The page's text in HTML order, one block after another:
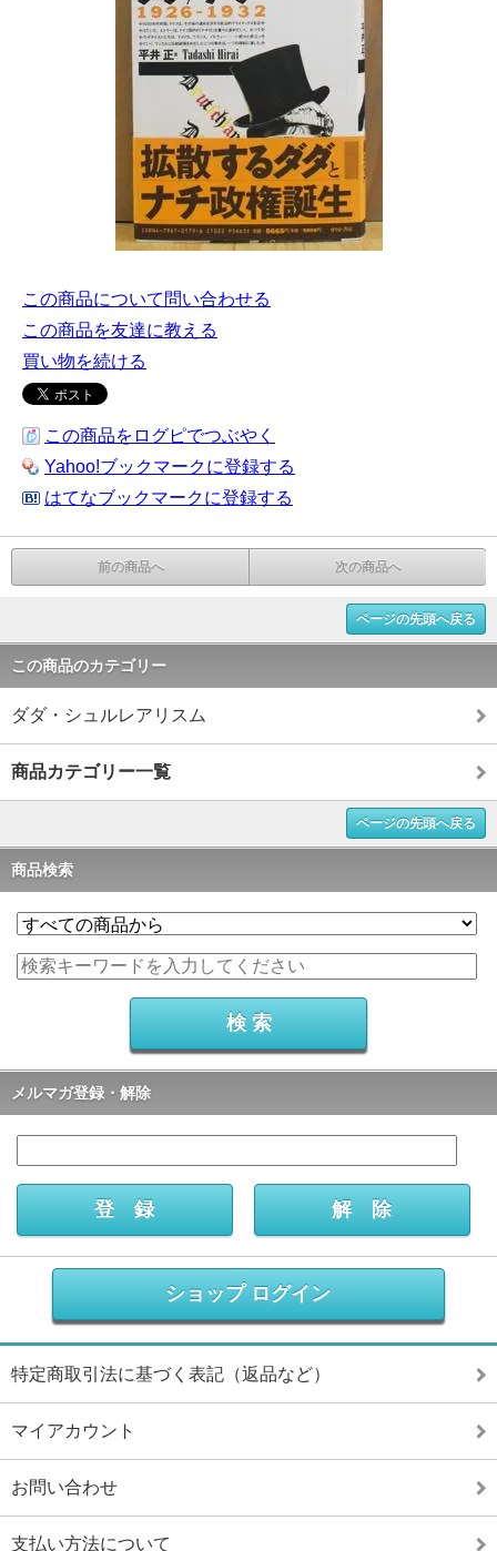
この商品について問い合わせる
この商品を友達に教える
買い物を続ける
この商品をログピでつぶやく
Yahoo!ブックマークに登録する
はてなブックマークに登録する
前の商品へ 次の商品へ
ページの先頭へ戻る
この商品のカテゴリー
ダダ・シュルレアリスム
商品カテゴリー一覧
ページの先頭へ戻る
商品検索
メルマガ登録・解除
ショップ ログイン
特定商取引法に基づく表記（返品など）
マイアカウント
お問い合わせ
支払い方法について